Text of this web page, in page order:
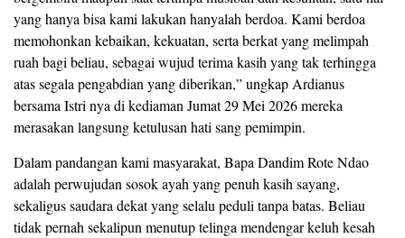
yang hanya bisa kami lakukan hanyalah berdoa. Kami berdoa
memohonkan kebaikan, kekuatan, serta berkat yang melimpah
ruah bagi beliau, sebagai wujud terima kasih yang tak terhingga
atas segala pengabdian yang diberikan,” ungkap Ardianus
bersama Istri nya di kediaman Jumat 29 Mei 2026 mereka
merasakan langsung ketulusan hati sang pemimpin.
Dalam pandangan kami masyarakat, Bapa Dandim Rote Ndao
adalah perwujudan sosok ayah yang penuh kasih sayang,
sekaligus saudara dekat yang selalu peduli tanpa batas. Beliau
tidak pernah sekalipun menutup telinga mendengar keluh kesah